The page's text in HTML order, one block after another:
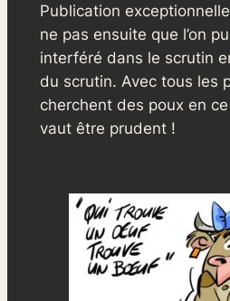
Publication
ne pas ensuite que l’on
interféré dans le scrutin
du scrutin. Avec tous les
cherchent des poux en
vaut être prudent !